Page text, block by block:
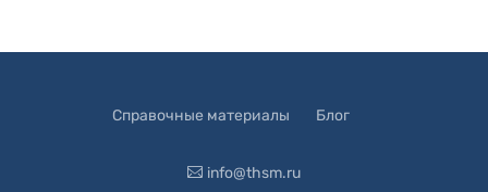
Справочные материалы Блог
info@thsm.ru